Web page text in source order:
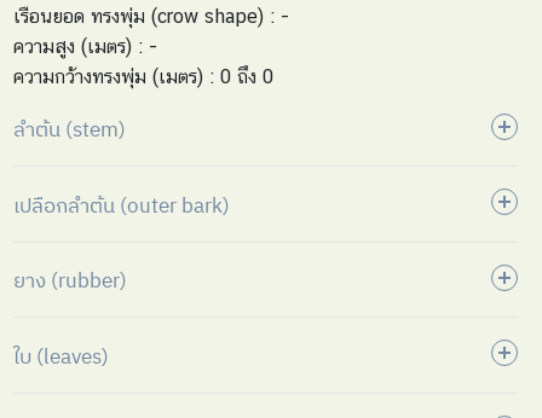
เรือนยอด ทรงพุ่ม (crow shape) : -
ความสูง (เมตร) : -
ความกว้างทรงพุ่ม (เมตร) : 0 ถึง 0
ลำต้น (stem)
เปลือกลำต้น (outer bark)
ยาง (rubber)
ใบ (leaves)